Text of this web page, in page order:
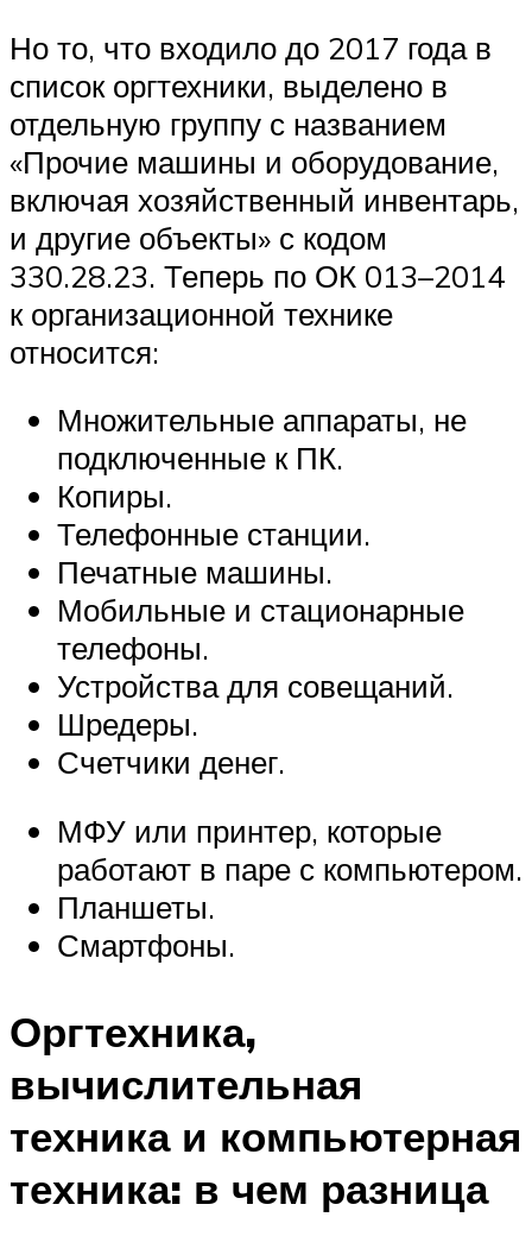
Но то, что входило до 2017 года в
список оргтехники, выделено в
отдельную группу с названием
«Прочие машины и оборудование,
включая хозяйственный инвентарь,
и другие объекты» с кодом
330.28.23. Теперь по ОК 013–2014
к организационной технике
относится:
Множительные аппараты, не
подключенные к ПК.
Копиры.
Телефонные станции.
Печатные машины.
Мобильные и стационарные
телефоны.
Устройства для совещаний.
Шредеры.
Счетчики денег.
МФУ или принтер, которые
работают в паре с компьютером.
Планшеты.
Смартфоны.
Оргтехника,
вычислительная
техника и компьютерная
техника: в чем разница